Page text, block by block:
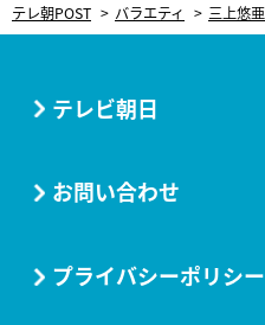
テレ朝POST バラエティ
テレビ朝日
お問い合わせ
プライバシーポリシー